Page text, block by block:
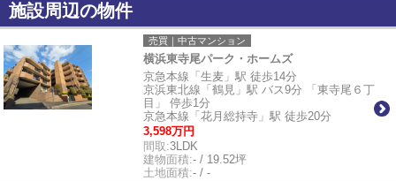
施設周辺の物件
売買｜中古マンション
横浜東寺尾パーク・ホームズ
京急本線「生麦」駅 徒歩14分
京浜東北線「鶴見」駅 バス9分 「東寺尾６丁
目」 停歩1分
京急本線「花月総持寺」駅 徒歩20分
3,598万円
間取:3LDK
建物面積:- / 19.52坪
土地面積:- / -